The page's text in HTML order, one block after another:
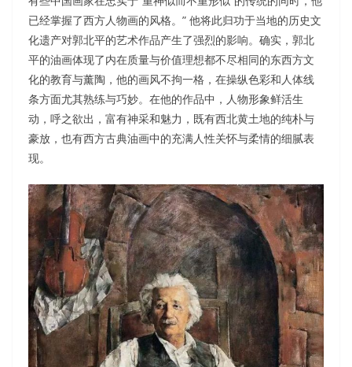
已经掌握了西方人物画的风格。” 他将此归功于当地的历史文
化遗产对郭北平的艺术作品产生了强烈的影响。确实，郭北
平的油画体现了内在质量与价值理想都不尽相同的东西方文
化的教育与薰陶，他的画风不拘一格，在操纵色彩和人体线
条方面尤其熟练与巧妙。在他的作品中，人物形象鲜活生
动，呼之欲出，富有神采和魅力，既有西北黄土地的纯朴与
豪放，也有西方古典油画中的充满人性关怀与柔情的细腻表
现。